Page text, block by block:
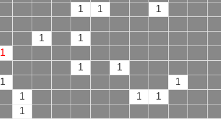
1 1 1
1 1
1
1 1
1 1
1 1 1
1